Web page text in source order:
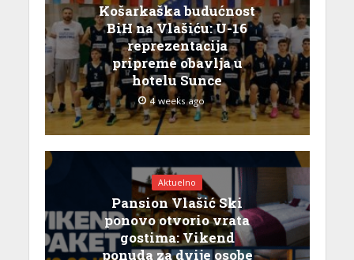
Košarkaška budućnost
BiH na Vlašiću: U-16
reprezentacija
pripreme obavlja u
hotelu Sunce
4 weeks ago
Aktuelno
Pansion Vlašić Ski
ponovo otvorio vrata
gostima: Vikend
ponuda za dvije osobe